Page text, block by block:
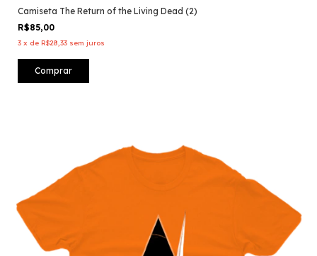
Camiseta The Return of the Living Dead (2)
R$85,00
3 x de R$28,33 sem juros
Comprar